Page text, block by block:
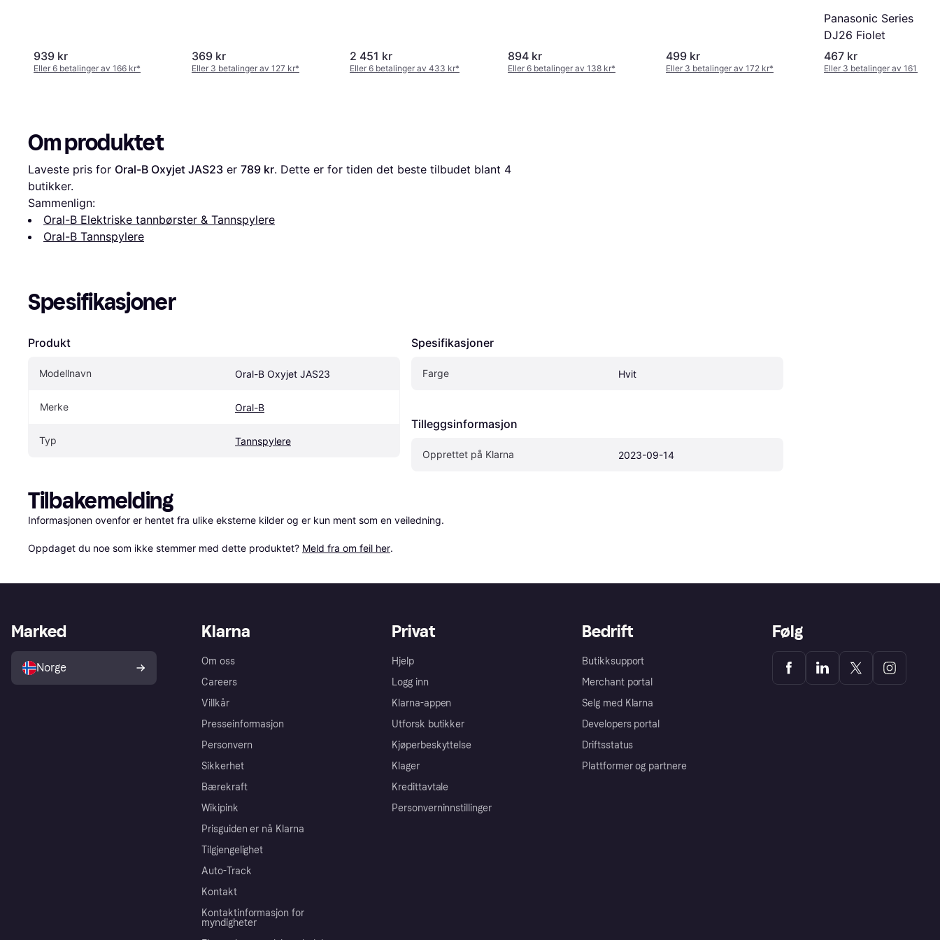
939 kr
Eller 6 betalinger av 166 kr*
369 kr
Eller 3 betalinger av 127 kr*
2 451 kr
Eller 6 betalinger av 433 kr*
894 kr
Eller 6 betalinger av 138 kr*
499 kr
Eller 3 betalinger av 172 kr*
Panasonic Series
DJ26 Fiolet
467 kr
Eller 3 betalinger av 161 kr
Om produktet
Laveste pris for Oral-B Oxyjet JAS23 er 789 kr. Dette er for tiden det beste tilbudet blant 4
butikker.
Sammenlign:
Oral-B Elektriske tannbørster & Tannspylere
Oral-B Tannspylere
Spesifikasjoner
Produkt
Modellnavn Oral-B Oxyjet JAS23
Merke Oral-B
Typ Tannspylere
Spesifikasjoner
Farge Hvit
Tilleggsinformasjon
Opprettet på Klarna 2023-09-14
Tilbakemelding
Informasjonen ovenfor er hentet fra ulike eksterne kilder og er kun ment som en veiledning.
Oppdaget du noe som ikke stemmer med dette produktet? Meld fra om feil her.
Klarna
Om oss
Careers
Villkår
Presseinformasjon
Personvern
Sikkerhet
Bærekraft
Wikipink
Prisguiden er nå Klarna
Tilgjengelighet
Auto-Track
Kontakt
Kontaktinformasjon for
myndigheter
Privat
Hjelp
Logg inn
Klarna-appen
Utforsk butikker
Kjøperbeskyttelse
Klager
Kredittavtale
Personverninnstillinger
Bedrift
Butikksupport
Merchant portal
Selg med Klarna
Developers portal
Driftsstatus
Plattformer og partnere
Marked
Norge
Følg